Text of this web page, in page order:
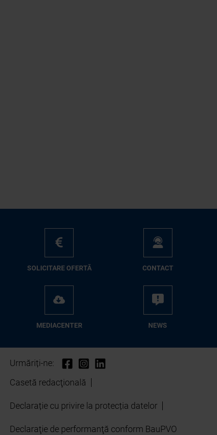
SO­LI­CI­TA­RE OFER­TĂ CON­TA­CT
ME­D­IA­CEN­TER NEWS
Urmăriți-ne:
Casetă redacţională
Declarație cu privire la protecția datelor
Declaraţie de performanţă conform BauPVO